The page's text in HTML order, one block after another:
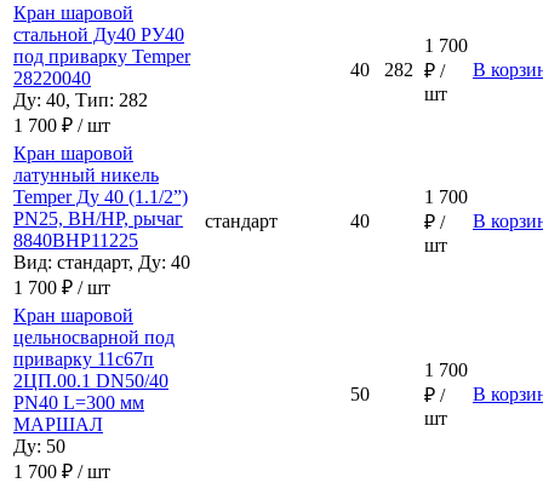
Кран шаровой
стальной Ду40 РУ40
под приварку Temper
28220040
Ду: 40, Тип: 282
1 700 ₽ / шт
40 282
1 700
₽ /
шт
В
Кран шаровой
латунный никель
Temper Ду 40 (1.1/2”)
PN25, ВН/НР, рычаг
8840ВНР11225
Вид: стандарт, Ду: 40
1 700 ₽ / шт
стандарт 40
1 700
₽ /
шт
В
Кран шаровой
цельносварной под
приварку 11с67п
2ЦП.00.1 DN50/40
PN40 L=300 мм
МАРШАЛ
Ду: 50
1 700 ₽ / шт
50
1 700
₽ /
шт
В